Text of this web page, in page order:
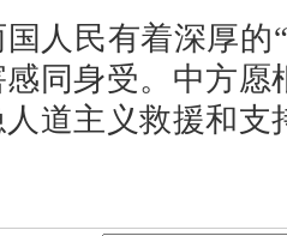
人民有着深厚的
同身受。中方
道主义救援和